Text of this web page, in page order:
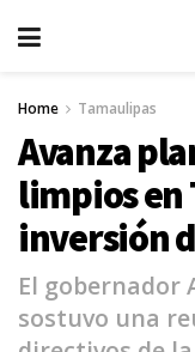
Home Tamaulipas
Avanza
limpios en
inversión
El gobernador
sostuvo una